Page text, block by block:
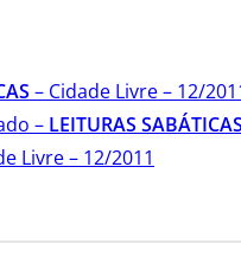
– Cidade Livre – 12/
– LEITURAS SABÁTICAS
Livre – 12/2011